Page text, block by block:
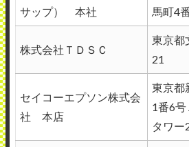
サップ） 本社
馬町4
株式会社ＴＤＳＣ
東京都
21
セイコーエプソン株式会
社 本店
東京都
1番6号
タワー